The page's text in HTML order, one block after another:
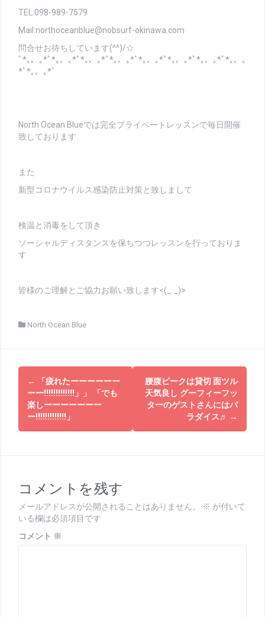
TEL:098-989-7579
Mail:northoceanblue@nobsurf-okinawa.com
問合せお待ちしています(^^)/☆
ﾟ*｡，｡*ﾟ*｡，｡*ﾟ*｡，｡*ﾟ*｡，｡*ﾟ*｡，｡*ﾟ*｡，｡*ﾟ*｡，｡*ﾟ*｡，｡
*ﾟ*｡，｡*ﾟ
North Ocean Blueでは完全プライベートレッスンで毎日開催
致しております
また
新型コロナウイルス感染防止対策と致しまして
検温と消毒をして頂き
ソーシャルディスタンスを保ちつつレッスンを行っておりま
す
皆様のご理解とご協力お願い致します<(_ _)>
North Ocean Blue
投
稿
ナ
ビ
ー
シ
ョ
ン
←
「疲れたーーーーーー
ーー!!!!!!!!!!!!!」」 「でも
楽しーーーーーーー
ー!!!!!!!!!!!!!」
腰腹ピークは貸切 面ツル
天気良し グーフィーフッ
ターのゲストさんにはパ
ラダイス♬
→
コメントを残す
メールアドレスが公開されることはありません。 ※ が付いて
いる欄は必須項目です
コメント ※